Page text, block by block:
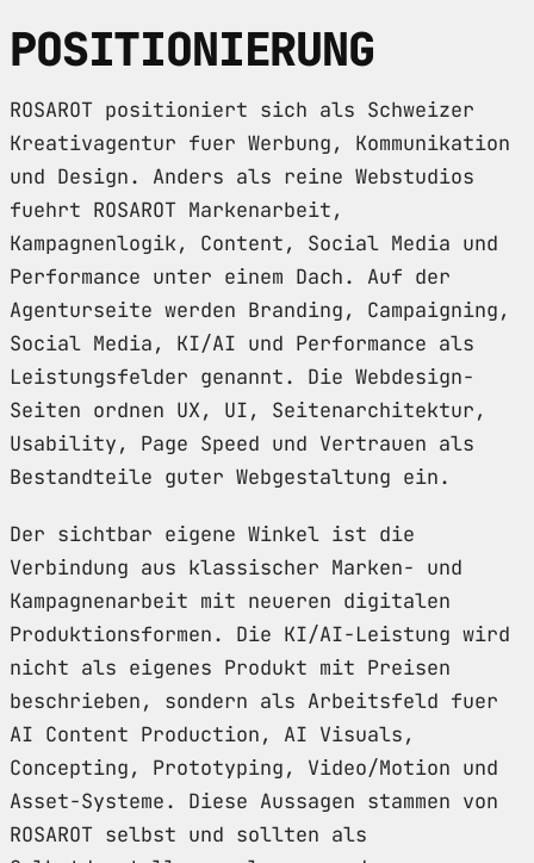
POSITIONIERUNG
ROSAROT positioniert sich als Schweizer
Kreativagentur fuer Werbung, Kommunikation
und Design. Anders als reine Webstudios
fuehrt ROSAROT Markenarbeit,
Kampagnenlogik, Content, Social Media und
Performance unter einem Dach. Auf der
Agenturseite werden Branding, Campaigning,
Social Media, KI/AI und Performance als
Leistungsfelder genannt. Die Webdesign-
Seiten ordnen UX, UI, Seitenarchitektur,
Usability, Page Speed und Vertrauen als
Bestandteile guter Webgestaltung ein.
Der sichtbar eigene Winkel ist die
Verbindung aus klassischer Marken- und
Kampagnenarbeit mit neueren digitalen
Produktionsformen. Die KI/AI-Leistung wird
nicht als eigenes Produkt mit Preisen
beschrieben, sondern als Arbeitsfeld fuer
AI Content Production, AI Visuals,
Concepting, Prototyping, Video/Motion und
Asset-Systeme. Diese Aussagen stammen von
ROSAROT selbst und sollten als